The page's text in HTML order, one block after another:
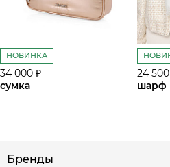
НОВИНКА
34 000 ₽
сумка
24
шарф
Бренды